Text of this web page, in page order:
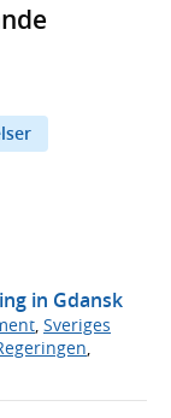
in Gdansk
Sveriges